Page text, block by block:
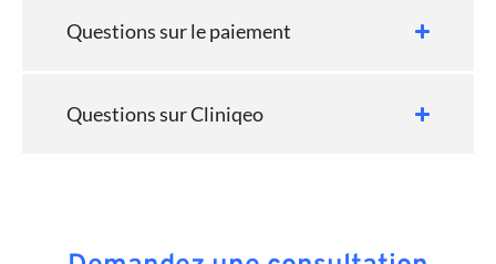
Questions sur le paiement
Questions sur Cliniqeo